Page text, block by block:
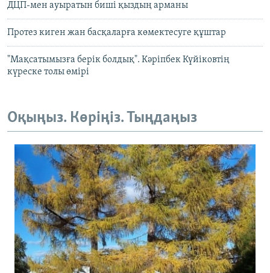
ДЦП-мен ауыратын биші қыздың арманы
Протез киген жан басқаларға көмектесуге құштар
"Мақсатымызға берік болдық". Кәріпбек Күйіковтің
күреске толы өмірі
Оқыңыз. Көріңіз. Тыңдаңыз